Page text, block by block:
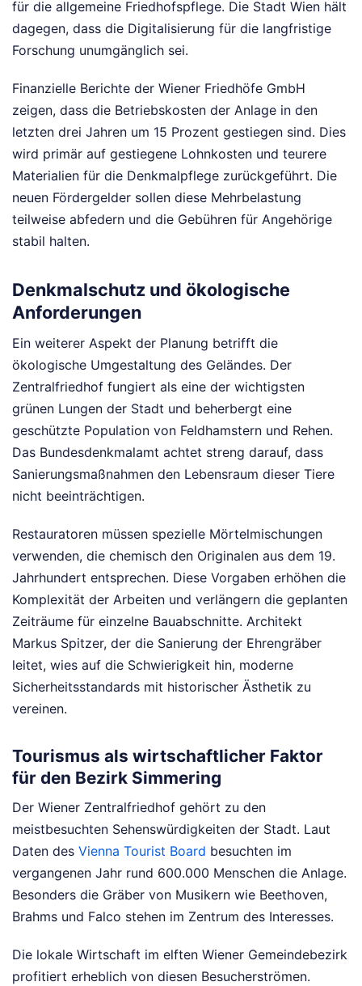
für die allgemeine Friedhofspflege. Die Stadt Wien hält
dagegen, dass die Digitalisierung für die langfristige
Forschung unumgänglich sei.
Finanzielle Berichte der Wiener Friedhöfe GmbH
zeigen, dass die Betriebskosten der Anlage in den
letzten drei Jahren um 15 Prozent gestiegen sind. Dies
wird primär auf gestiegene Lohnkosten und teurere
Materialien für die Denkmalpflege zurückgeführt. Die
neuen Fördergelder sollen diese Mehrbelastung
teilweise abfedern und die Gebühren für Angehörige
stabil halten.
Denkmalschutz und ökologische
Anforderungen
Ein weiterer Aspekt der Planung betrifft die
ökologische Umgestaltung des Geländes. Der
Zentralfriedhof fungiert als eine der wichtigsten
grünen Lungen der Stadt und beherbergt eine
geschützte Population von Feldhamstern und Rehen.
Das Bundesdenkmalamt achtet streng darauf, dass
Sanierungsmaßnahmen den Lebensraum dieser Tiere
nicht beeinträchtigen.
Restauratoren müssen spezielle Mörtelmischungen
verwenden, die chemisch den Originalen aus dem 19.
Jahrhundert entsprechen. Diese Vorgaben erhöhen die
Komplexität der Arbeiten und verlängern die geplanten
Zeiträume für einzelne Bauabschnitte. Architekt
Markus Spitzer, der die Sanierung der Ehrengräber
leitet, wies auf die Schwierigkeit hin, moderne
Sicherheitsstandards mit historischer Ästhetik zu
vereinen.
Tourismus als wirtschaftlicher Faktor
für den Bezirk Simmering
Der Wiener Zentralfriedhof gehört zu den
meistbesuchten Sehenswürdigkeiten der Stadt. Laut
Daten des Vienna Tourist Board besuchten im
vergangenen Jahr rund 600.000 Menschen die Anlage.
Besonders die Gräber von Musikern wie Beethoven,
Brahms und Falco stehen im Zentrum des Interesses.
Die lokale Wirtschaft im elften Wiener Gemeindebezirk
profitiert erheblich von diesen Besucherströmen.